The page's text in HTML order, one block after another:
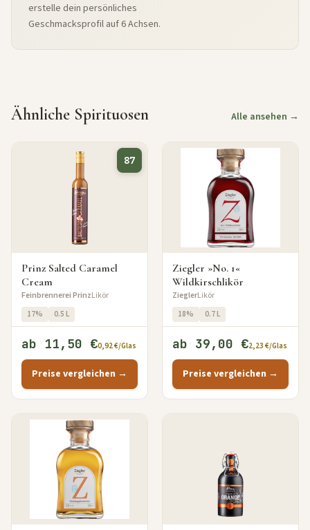
erstelle dein persönliches
Geschmacksprofil auf 6 Achsen.
Ähnliche Spirituosen Alle ansehen →
87
Prinz Salted Caramel
Cream
Feinbrennerei PrinzLikör
17% 0.5 L
ab 11,50 €0,92 €/Glas
Preise vergleichen →
Ziegler »No. 1«
Wildkirschlikör
ZieglerLikör
18% 0.7 L
ab 39,00 €2,23 €/Glas
Preise vergleichen →